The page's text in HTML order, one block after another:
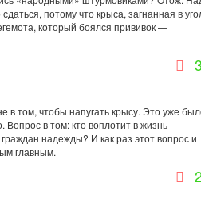
потому что крыса, загнанная в
который боялся прививок —
в том, чтобы напугать крысу. Это уже
Вопрос в том: кто воплотит в жизнь
надежды? И как раз этот вопрос и
главным.